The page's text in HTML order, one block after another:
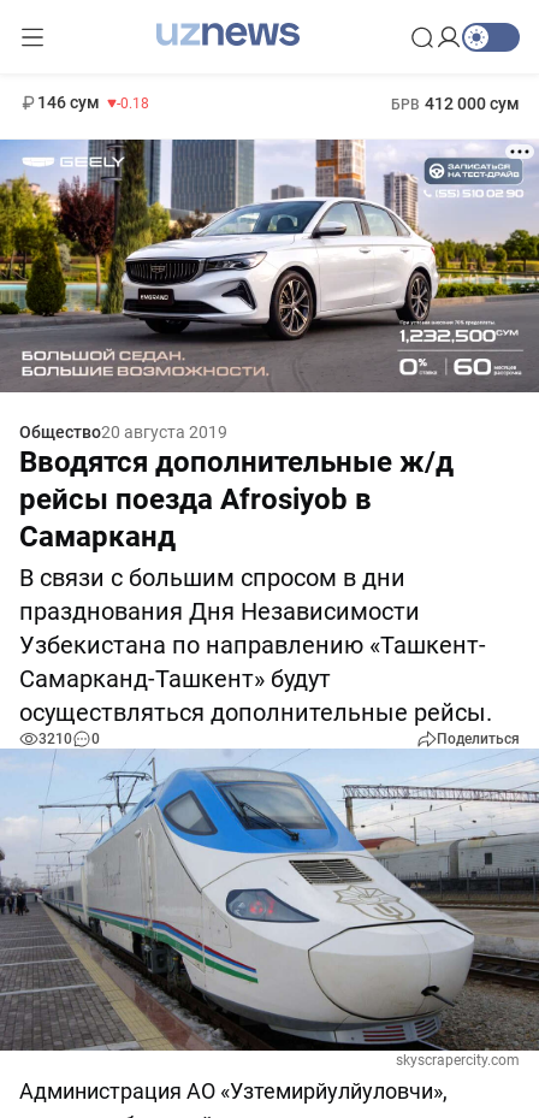
146 сум -0.18 БРВ 412 000 сум
Общество20 августа 2019
Вводятся дополнительные ж/д
рейсы поезда Afrosiyob в
Самарканд
В связи с большим спросом в дни
празднования Дня Независимости
Узбекистана по направлению «Ташкент-
Самарканд-Ташкент» будут
осуществляться дополнительные рейсы.
3210 0 Поделиться
skyscrapercity.com
Администрация АО «Узтемирйулйуловчи»,